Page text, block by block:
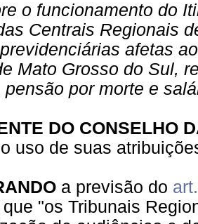
o funcionamento do
Centrais Regionais
afetas
Mato Grosso do Sul,
pensão por morte e
DO CONSELHO
uso de suas
a previsão do
"os Tribunais